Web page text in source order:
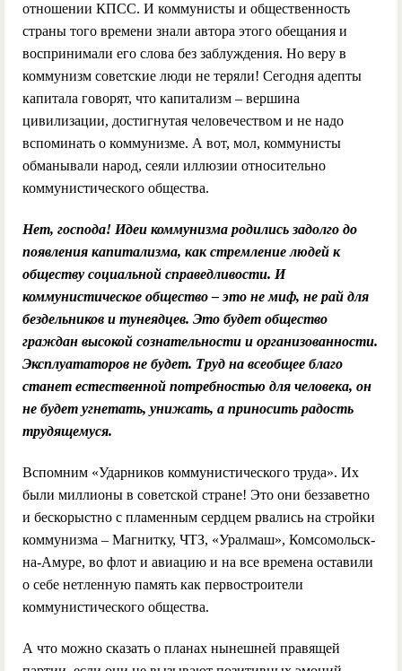
отношении КПСС. И коммунисты и общественность
страны того времени знали автора этого обещания и
воспринимали его слова без заблуждения. Но веру в
коммунизм советские люди не теряли! Сегодня адепты
капитала говорят, что капитализм – вершина
цивилизации, достигнутая человечеством и не надо
вспоминать о коммунизме. А вот, мол, коммунисты
обманывали народ, сеяли иллюзии относительно
коммунистического общества.
Нет, господа! Идеи коммунизма родились задолго до
появления капитализма, как стремление людей к
обществу социальной справедливости. И
коммунистическое общество – это не миф, не рай для
бездельников и тунеядцев. Это будет общество
граждан высокой сознательности и организованности.
Эксплуататоров не будет. Труд на всеобщее благо
станет естественной потребностью для человека, он
не будет угнетать, унижать, а приносить радость
трудящемуся.
Вспомним «Ударников коммунистического труда». Их
были миллионы в советской стране! Это они беззаветно
и бескорыстно с пламенным сердцем рвались на стройки
коммунизма – Магнитку, ЧТЗ, «Уралмаш», Комсомольск-
на-Амуре, во флот и авиацию и на все времена оставили
о себе нетленную память как первостроители
коммунистического общества.
А что можно сказать о планах нынешней правящей